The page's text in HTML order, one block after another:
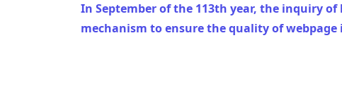
In September of the 113th year, the inquiry
mechanism to ensure the quality of